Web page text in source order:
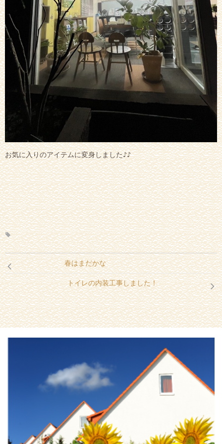
お気に入りのアイテムに変身しました♪♪
春はまだかな
トイレの内装工事しました！